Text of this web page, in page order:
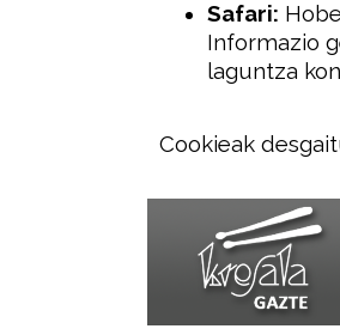
Safari:
Informazio
laguntza
Cookieak